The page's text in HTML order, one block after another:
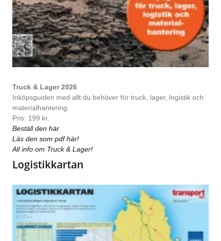
Truck & Lager 2026
Inköpsguiden med allt du behöver för truck, lager, logistik och
materialhantering.
Pris: 199 kr.
Beställ den här
Läs den som pdf här!
All info om Truck & Lager!
Logistikkartan